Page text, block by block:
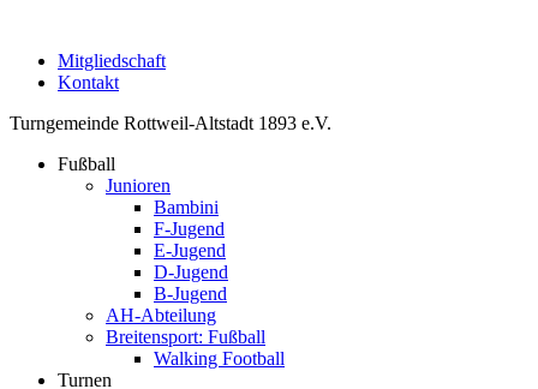
Mitgliedschaft
Kontakt
Turngemeinde Rottweil-Altstadt 1893 e.V.
Fußball
Junioren
Bambini
F-Jugend
E-Jugend
D-Jugend
B-Jugend
AH-Abteilung
Breitensport: Fußball
Walking Football
Turnen